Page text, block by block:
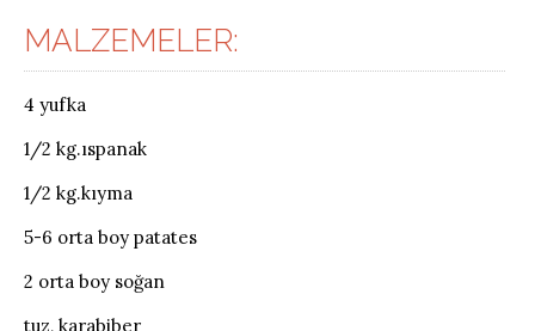
MALZEMELER:
4 yufka
1/2 kg.ıspanak
1/2 kg.kıyma
5-6 orta boy patates
2 orta boy soğan
tuz, karabiber